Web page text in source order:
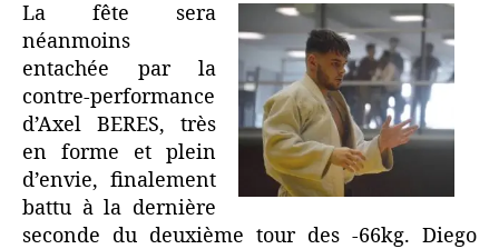
La fête sera
néanmoins
entachée par la
contre-performance
d’Axel BERES, très
en forme et plein
d’envie, finalement
battu à la dernière
seconde du deuxième tour des -66kg. Diego